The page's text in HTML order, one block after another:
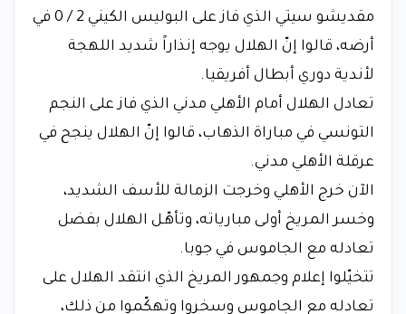
مقديشو سيتي الذي فاز على البوليس الكيني 2 / 0 في
أرضه، قالوا إنّ الهلال يوجه إنذاراً شديد اللهجة
لأندية دوري أبطال أفريقيا.
تعادل الهلال أمام الأهلي مدني الذي فاز على النجم
التونسي في مباراة الذهاب، قالوا إنّ الهلال ينجح في
عرقلة الأهلي مدني.
الآن خرج الأهلي وخرجت الزمالة للأسف الشديد،
وخسر المريخ أولى مبارياته، وتأهّـل الهلال بفضل
تعادله مع الجاموس في جوبا.
تتخيّلوا إعلام وجمهور المريخ الذي انتقد الهلال على
تعادله مع الجاموس وسخروا وتهكّموا من ذلك،